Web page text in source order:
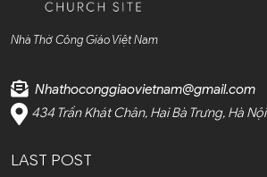
Cần Thơ (2)
Nhà Thờ Công Giáo Việt Nam
Nhathoconggiaovietnam@gmail.com
434 Trần Khát Chân, Hai Bà Trưng, Hà Nội
LAST POST